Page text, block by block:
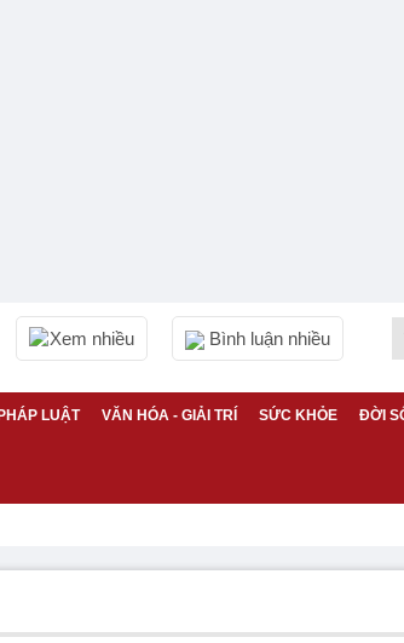
Xem nhiều Bình luận nhiều
PHÁP LUẬT VĂN HÓA - GIẢI TRÍ SỨC KHỎE ĐỜI